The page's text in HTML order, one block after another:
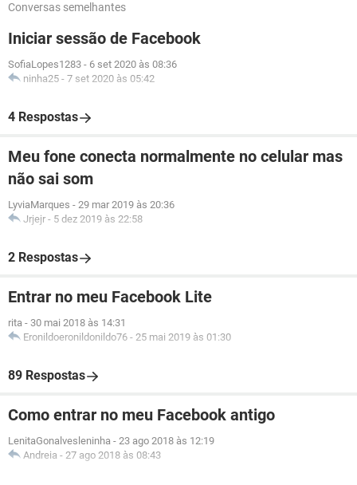
Conversas semelhantes
Iniciar sessão de Facebook
SofiaLopes1283 - 6 set 2020 às 08:36
ninha25 - 7 set 2020 às 05:42
4 Respostas
Meu fone conecta normalmente no celular mas
não sai som
LyviaMarques - 29 mar 2019 às 20:36
Jrjejr - 5 dez 2019 às 22:58
2 Respostas
Entrar no meu Facebook Lite
rita - 30 mai 2018 às 14:31
Eronildoeronildonildo76 - 25 mai 2019 às 01:30
89 Respostas
Como entrar no meu Facebook antigo
LenitaGonalvesleninha - 23 ago 2018 às 12:19
Andreia - 27 ago 2018 às 08:43